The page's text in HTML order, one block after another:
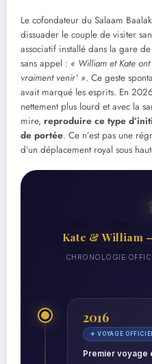
Le cofondateur du Salaam
dissuader le couple de visiter
associatif installé dans la gare
sans appel : « William et Kate
vraiment venir' ». Ce geste
avait marqué les esprits. En
nettement plus lourd et avec la
mire, reproduire ce type
de portée. Ce n’est pas une
d’un déplacement royal sous
Kate & William
CHRONOLOGIE
2016
✈ VOYAGE
Premier voyage